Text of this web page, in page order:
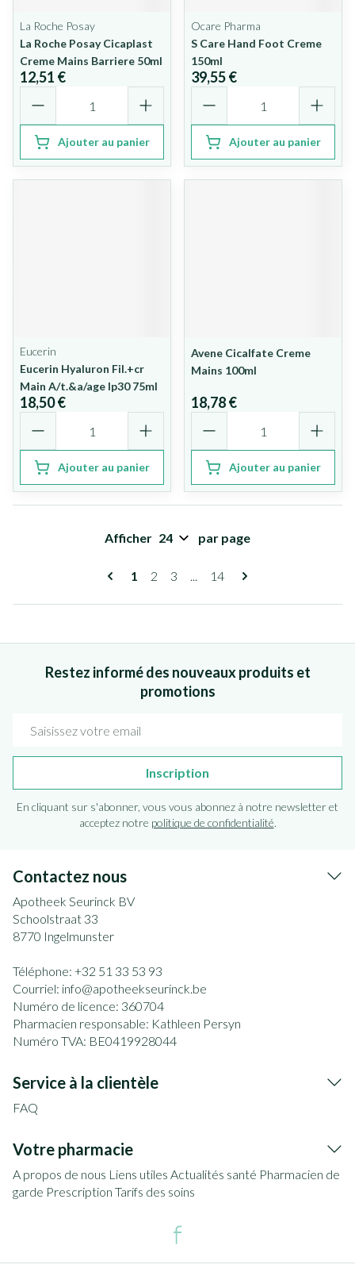
La Roche Posay
La Roche Posay Cicaplast
Creme Mains Barriere 50ml
12,51 €
Ajouter au panier
Ocare Pharma
S Care Hand Foot Creme
150ml
39,55 €
Ajouter au panier
Eucerin
Eucerin Hyaluron Fil.+cr
Main A/t.&a/age Ip30 75ml
18,50 €
Ajouter au panier
Avene Cicalfate Creme
Mains 100ml
18,78 €
Ajouter au panier
Vous lisez actuellement la page
1 Page
2 Page
3 ... Page
14
Afficher par page
Restez informé des nouveaux produits et
promotions
Inscription
En cliquant sur s'abonner, vous vous abonnez à notre newsletter et
acceptez notre politique de confidentialité.
Contactez nous
Apotheek Seurinck BV
Schoolstraat 33
8770 Ingelmunster
Téléphone: +32 51 33 53 93
Courriel: info@apotheekseurinck.be
Numéro de licence: 360704
Pharmacien responsable: Kathleen Persyn
Numéro TVA: BE0419928044
Service à la clientèle
FAQ
Votre pharmacie
A propos de nous Liens utiles Actualités santé Pharmacien de
garde Prescription Tarifs des soins